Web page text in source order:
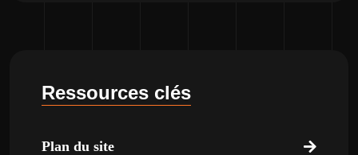
Ressources clés
Plan du site